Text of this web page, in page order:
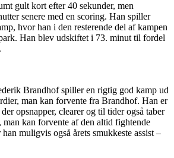
gult kort efter 40 sekunder, men
senere med en scoring. Han spiller
hvor han i den resterende del af kampen
Han blev udskiftet i 73. minut til fordel
Brandhof spiller en rigtig god kamp ud
man kan forvente fra Brandhof. Han er
opsnapper, clearer og til tider også taber
kan forvente af den altid fightende
muligvis også årets smukkeste assist –